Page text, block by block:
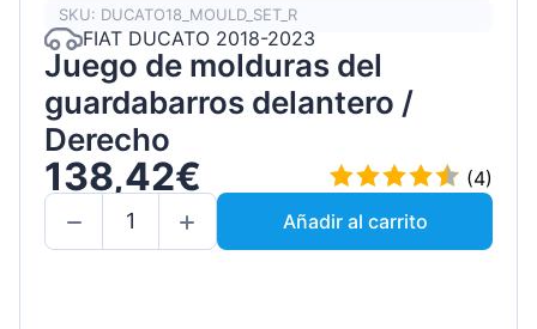
SKU: DUCATO18_MOULD_SET_R
FIAT DUCATO 2018-2023
Juego de molduras del
guardabarros delantero /
Derecho
138,42€
(4)
Añadir al carrito